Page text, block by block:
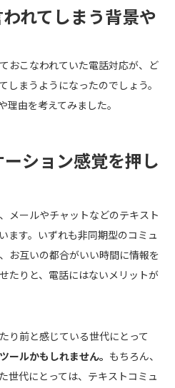
われてしまう背景や
おこなわれていた電話対応が、ど
しまうようになったのでしょう。
理由を考えてみました。
ション感覚を押し
メールやチャットなどのテキスト
ます。いずれも非同期型のコミュ
お互いの都合がいい時間に情報を
たりと、電話にはないメリットが
り前と感じている世代にとって
ールかもしれません。 もちろん、
世代にとっては、テキストコミュ